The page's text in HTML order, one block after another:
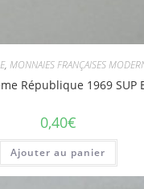
, MONNAIES FRANÇAISES
République 1969 SUP
0,40€
Ajouter au panier